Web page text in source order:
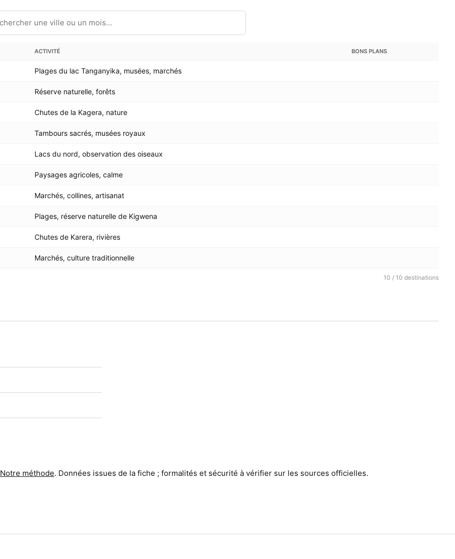
ACTIVITÉ BONS PLANS
Plages du lac Tanganyika, musées, marchés
Réserve naturelle, forêts
Chutes de la Kagera, nature
Tambours sacrés, musées royaux
Lacs du nord, observation des oiseaux
Paysages agricoles, calme
Marchés, collines, artisanat
Plages, réserve naturelle de Kigwena
Chutes de Karera, rivières
Marchés, culture traditionnelle
10 / 10 destinations
Notre méthode. Données issues de la fiche ; formalités et sécurité à vérifier sur les sources officielles.